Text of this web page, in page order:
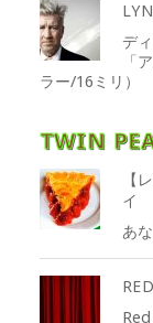
デ
「
ラー/16ミリ）
TWIN
【
イ
あ